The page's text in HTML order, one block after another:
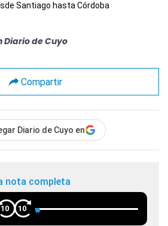
Santiago hasta Córdoba
Diario de Cuyo
Compartir
Diario de Cuyo en
nota completa
10 10